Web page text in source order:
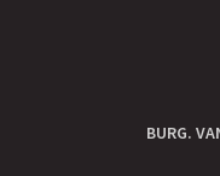
BURG.